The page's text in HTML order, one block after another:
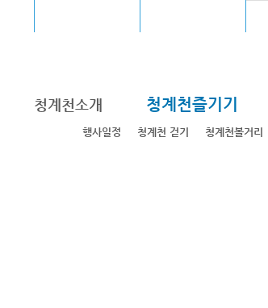
청계천소개 청계천즐기기
행사일정 청계천 걷기 청계천볼거리